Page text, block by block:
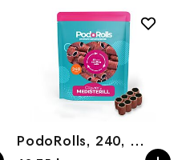
PodoRolls, 240, 50pcs.